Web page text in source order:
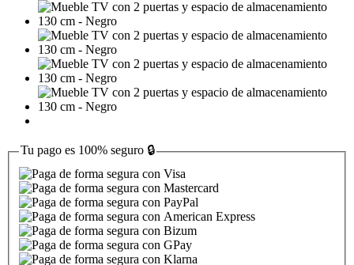
Tu pago es 100% seguro 🔒